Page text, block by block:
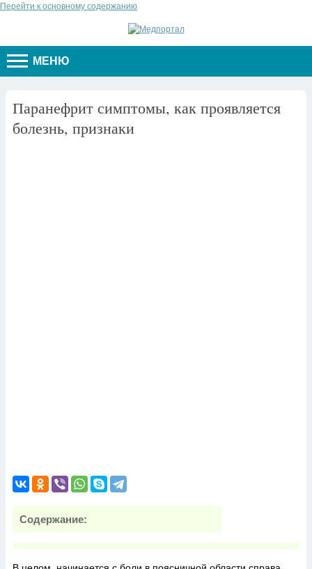
Перейти к основному содержанию
МЕНЮ
Паранефрит симптомы, как проявляется
болезнь, признаки
Содержание: